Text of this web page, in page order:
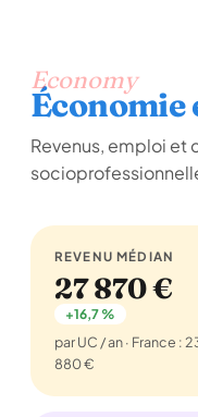
Economy
Économie
Revenus, emploi et
REVENU MÉDIAN
27 870 €
+16,7 %
par UC / an · France :
880 €